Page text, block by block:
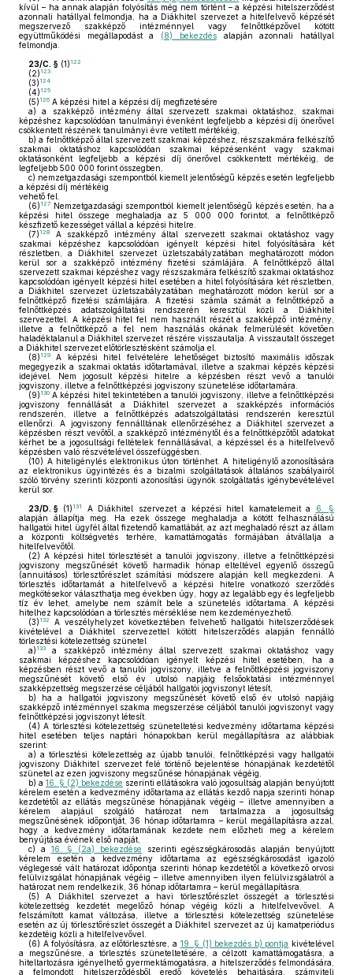
kívül – ha annak alapján folyósítás még nem történt – a képzési hitelszerződést
azonnali hatállyal felmondja, ha a Diákhitel szervezet a hitelfelvevő képzését
megszervező szakképző intézménnyel vagy felnőttképzővel kötött
együttműködési megállapodást a (8) bekezdésalapján azonnali hatállyal
felmondja.
23/C. § (1) 122
(2) 123
(3) 124
(4) 125
(5) 126 A képzési hitel a képzési díj megfizetésére
a) a szakképző intézmény által szervezett szakmai oktatáshoz, szakmai
képzéshez kapcsolódóan tanulmányi évenként legfeljebb a képzési díj önerővel
csökkentett részének tanulmányi évre vetített mértékéig,
b) a felnőttképző által szervezett szakmai képzéshez, részszakmára felkészítő
szakmai oktatáshoz kapcsolódóan szakmai képzésenként vagy szakmai
oktatásonként legfeljebb a képzési díj önerővel csökkentett mértékéig, de
legfeljebb 500 000 forint összegben,
c) nemzetgazdasági szempontból kiemelt jelentőségű képzés esetén legfeljebb
a képzési díj mértékéig
vehető fel.
(6) 127 Nemzetgazdasági szempontból kiemelt jelentőségű képzés esetén, ha a
képzési hitel összege meghaladja az 5 000 000 forintot, a felnőttképző
készfizető kezességet vállal a képzési hitelre.
(7) 128
A szakképző intézmény által szervezett szakmai oktatáshoz vagy
szakmai képzéshez kapcsolódóan igényelt képzési hitel folyósítására két
részletben, a Diákhitel szervezet üzletszabályzatában meghatározott módon
kerül sor a szakképző intézmény fizetési számlájára. A felnőttképző által
szervezett szakmai képzéshez vagy részszakmára felkészítő szakmai oktatáshoz
kapcsolódóan igényelt képzési hitel esetében a hitel folyósítására két részletben,
a Diákhitel szervezet üzletszabályzatában meghatározott módon kerül sor a
felnőttképző fizetési számlájára. A fizetési számla számát a felnőttképző a
felnőttképzés adatszolgáltatási rendszerén keresztül közli a Diákhitel
szervezettel. A képzési hitel fel nem használt részét a szakképző intézmény,
illetve a felnőttképző a fel nem használás okának felmerülését követően
haladéktalanul a Diákhitel szervezet részére visszautalja. A visszautalt összeget
a Diákhitel szervezet előtörlesztésként számolja el.
(8) 129
A képzési hitel felvételére lehetőséget biztosító maximális időszak
megegyezik a szakmai oktatás időtartamával, illetve a szakmai képzés képzési
idejével. Nem jogosult képzési hitelre a képzésben részt vevő a tanulói
jogviszony, illetve a felnőttképzési jogviszony szünetelése időtartamára.
(9) 130 A képzési hitel tekintetében a tanulói jogviszony, illetve a felnőttképzési
jogviszony fennállását a Diákhitel szervezet a szakképzés információs
rendszerén, illetve a felnőttképzés adatszolgáltatási rendszerén keresztül
ellenőrzi. A jogviszony fennálltának ellenőrzéséhez a Diákhitel szervezet a
képzésben részt vevőtől, a szakképző intézménytől és a felnőttképzőtől adatokat
kérhet be a jogosultsági feltételek fennállásával, a képzéssel és a hitelfelvevő
képzésben való részvételével összefüggésben.
(10) A hiteligénylés elektronikus úton történhet. A hiteligénylő azonosítására
az elektronikus ügyintézés és a bizalmi szolgáltatások általános szabályairól
szóló törvény szerinti központi azonosítási ügynök szolgáltatás igénybevételével
kerül sor.
23/D. § (1) 131 A Diákhitel szervezet a képzési hitel kamatelemeit a
6. §
alapján állapítja meg. Ha ezek összege meghaladja a kötött felhasználású
hallgatói hitel ügyfél által fizetendő kamatlábát, az azt meghaladó részt az állam
a központi költségvetés terhére, kamattámogatás formájában átvállalja a
hitelfelvevőtől.
(2) A képzési hitel törlesztését a tanulói jogviszony, illetve a felnőttképzési
jogviszony megszűnését követő harmadik hónap elteltével egyenlő összegű
(annuitásos) törlesztőrészlet számítási módszere alapján kell megkezdeni. A
törlesztés időtartamát a hitelfelvevő a képzési hitelre vonatkozó szerződés
megkötésekor választhatja meg években úgy, hogy az legalább egy és legfeljebb
tíz év lehet, amelybe nem számít bele a szünetelés időtartama. A képzési
hitelhez kapcsolódóan a törlesztés mérséklése nem kezdeményezhető.
(3) 132
A veszélyhelyzet következtében felvehető hallgatói hitelszerződések
kivételével a Diákhitel szervezettel kötött hitelszerződés alapján fennálló
törlesztési kötelezettség szünetel
a) 133
a szakképző intézmény által szervezett szakmai oktatáshoz vagy
szakmai képzéshez kapcsolódóan igényelt képzési hitel esetében, ha a
képzésben részt vevő a tanulói jogviszony, illetve a felnőttképzési jogviszony
megszűnését követő első év utolsó napjáig felsőoktatási intézménnyel
szakképzettség megszerzése céljából hallgatói jogviszonyt létesít,
b) ha a hallgatói jogviszony megszűnését követő első év utolsó napjáig
szakképző intézménnyel szakma megszerzése céljából tanulói jogviszonyt vagy
felnőttképzési jogviszonyt létesít.
(4) A törlesztési kötelezettség szüneteltetési kedvezmény időtartama képzési
hitel esetében teljes naptári hónapokban kerül megállapításra az alábbiak
szerint:
a) a törlesztési kötelezettség az újabb tanulói, felnőttképzési vagy hallgatói
jogviszony Diákhitel szervezet felé történő bejelentése hónapjának kezdetétől
szünetel az ezen jogviszony megszűnése hónapjának végéig,
b) a 16. § (2) bekezdése szerinti ellátásokra való jogosultság alapján benyújtott
kérelem esetén a kedvezmény időtartama az ellátás kezdő napja szerinti hónap
kezdetétől az ellátás megszűnése hónapjának végéig – illetve amennyiben a
kérelem alapjául szolgáló határozat nem tartalmazza a jogosultság
megszűnésének időpontját, 36 hónap időtartamra – kerül megállapításra azzal,
hogy a kedvezmény időtartamának kezdete nem előzheti meg a kérelem
benyújtása évének első napját,
c) a 16. § (2a) bekezdése szerinti egészségkárosodás alapján benyújtott
kérelem esetén a kedvezmény időtartama az egészségkárosodást igazoló
véglegessé vált határozat időpontja szerinti hónap kezdetétől a következő orvosi
felülvizsgálat hónapjának végéig – illetve amennyiben ilyen felülvizsgálatról a
határozat nem rendelkezik, 36 hónap időtartamra – kerül megállapításra.
(5) A Diákhitel szervezet a havi törlesztőrészlet összegét a törlesztési
kötelezettség kezdetét megelőző hónap végéig közli a hitelfelvevővel. A
felszámított kamat változása, illetve a törlesztési kötelezettség szünetelése
esetén az új törlesztőrészlet összegét a Diákhitel szervezet az új kamatperiódus
kezdetéig közli a hitelfelvevővel.
(6) A folyósításra, az előtörlesztésre, a 19. § (1) bekezdés b) pontja kivételével
a megszűnésre, a törlesztés szüneteltetésére, a célzott kamattámogatásra, a
hiteltartozásra igényelhető gyermektámogatásra, a hitelszerződés felmondására,
a felmondott hitelszerződésből eredő követelés behajtására, számviteli